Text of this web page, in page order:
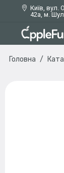
Київ, вул.
42а, м.
Головна